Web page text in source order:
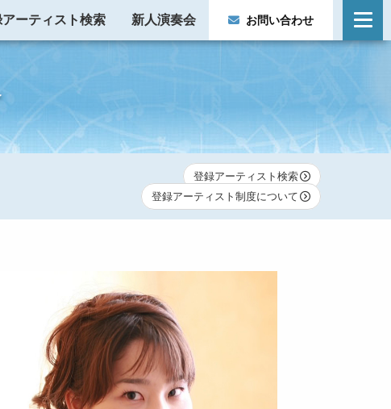
ーティスト検索 新人演奏会 お問い合わせ
登録アーティスト検索
登録アーティスト制度について